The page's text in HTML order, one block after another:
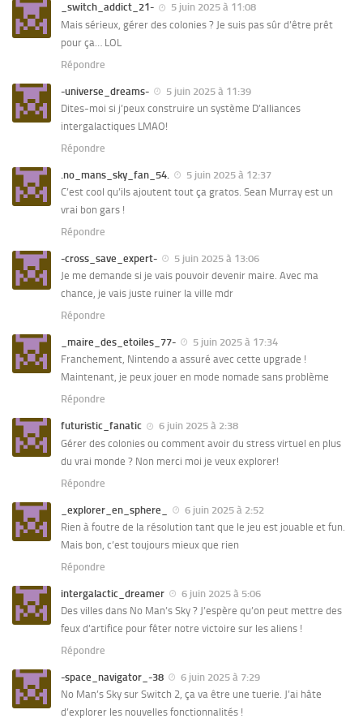
_switch_addict_21-
5 juin 2025 à 11:08
Mais sérieux, gérer des colonies ? Je suis pas sûr d’être prêt
pour ça… LOL
Répondre
-universe_dreams-
5 juin 2025 à 11:39
Dites-moi si j’peux construire un système D’alliances
intergalactiques LMAO!
Répondre
.no_mans_sky_fan_54.
5 juin 2025 à 12:37
C’est cool qu’ils ajoutent tout ça gratos. Sean Murray est un
vrai bon gars !
Répondre
-cross_save_expert-
5 juin 2025 à 13:06
Je me demande si je vais pouvoir devenir maire. Avec ma
chance, je vais juste ruiner la ville mdr
Répondre
_maire_des_etoiles_77-
5 juin 2025 à 17:34
Franchement, Nintendo a assuré avec cette upgrade !
Maintenant, je peux jouer en mode nomade sans problème
Répondre
futuristic_fanatic
6 juin 2025 à 2:38
Gérer des colonies ou comment avoir du stress virtuel en plus
du vrai monde ? Non merci moi je veux explorer!
Répondre
_explorer_en_sphere_
6 juin 2025 à 2:52
Rien à foutre de la résolution tant que le jeu est jouable et fun.
Mais bon, c’est toujours mieux que rien
Répondre
intergalactic_dreamer
6 juin 2025 à 5:06
Des villes dans No Man’s Sky ? J’espère qu’on peut mettre des
feux d’artifice pour fêter notre victoire sur les aliens !
Répondre
-space_navigator_-38
6 juin 2025 à 7:29
No Man’s Sky sur Switch 2, ça va être une tuerie. J’ai hâte
d’explorer les nouvelles fonctionnalités !